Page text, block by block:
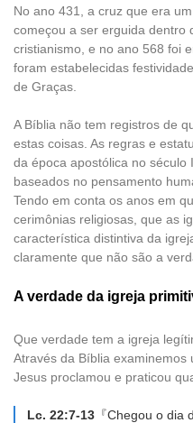
No ano 431, a cruz que era
começou a ser erguida dentro
cristianismo, e no ano 568 foi
foram estabelecidas
de Graças.
A Bíblia não tem registros de
estas coisas. As regras e
da época apostólica no século
baseados no pensamento
Tendo em conta os anos em
cerimônias religiosas, que as
característica distintiva da
claramente que não são a
A verdade da igreja
Que verdade tem a igreja
Através da Bíblia examinemos
Jesus proclamou e praticou
Lc. 22:7-13 『Chegou o dia